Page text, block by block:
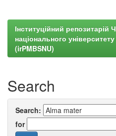
Інституційний репозитарій
національного
(irPMBSNU)
Search
Search:
for